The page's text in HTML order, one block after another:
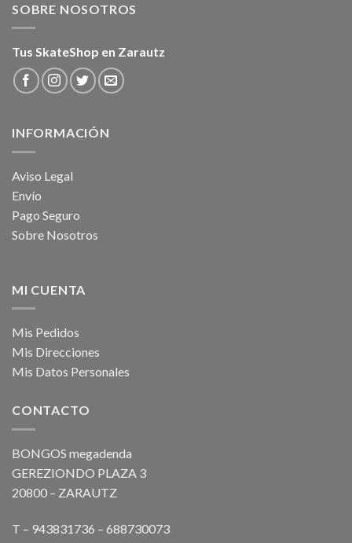
SOBRE NOSOTROS
Tus SkateShop en Zarautz
INFORMACIÓN
Aviso Legal
Envío
Pago Seguro
Sobre Nosotros
MI CUENTA
Mis Pedidos
Mis Direcciones
Mis Datos Personales
CONTACTO
BONGOS megadenda
GEREZIONDO PLAZA 3
20800 – ZARAUTZ
T – 943831736 – 688730073